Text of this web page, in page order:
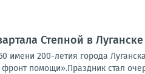
Степной в
имени 200-летия города
помощи».Праздник стал